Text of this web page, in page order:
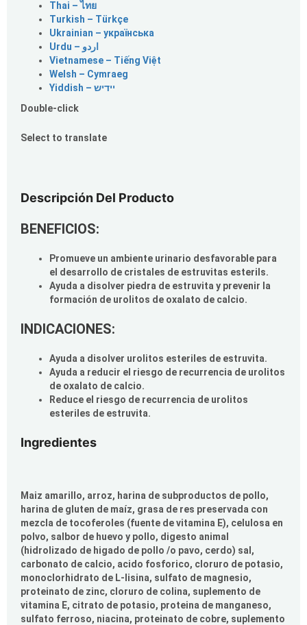
Thai – ไทย
Turkish – Türkçe
Ukrainian – українська
Vietnamese – Tiếng Việt
Welsh – Cymraeg
Yiddish – יידיש
Double-click
Select to translate
Descripción Del Producto
BENEFICIOS:
Promueve un ambiente urinario desfavorable para
el desarrollo de cristales de estruvitas esterils.
Ayuda a disolver piedra de estruvita y prevenir la
formación de urolitos de oxalato de calcio.
INDICACIONES:
Ayuda a disolver urolitos esteriles de estruvita.
Ayuda a reducir el riesgo de recurrencia de urolitos
de oxalato de calcio.
Reduce el riesgo de recurrencia de urolitos
esteriles de estruvita.
Ingredientes
Maiz amarillo, arroz, harina de subproductos de pollo,
harina de gluten de maíz, grasa de res preservada con
mezcla de tocoferoles (fuente de vitamina E), celulosa en
polvo, salbor de huevo y pollo, digesto animal
(hidrolizado de higado de pollo /o pavo, cerdo) sal,
carbonato de calcio, acido fosforico, cloruro de potasio,
monoclorhidrato de L-lisina, sulfato de magnesio,
proteinato de zinc, cloruro de colina, suplemento de
vitamina E, citrato de potasio, proteina de manganeso,
sulfato ferroso, niacina, proteinato de cobre, suplemento